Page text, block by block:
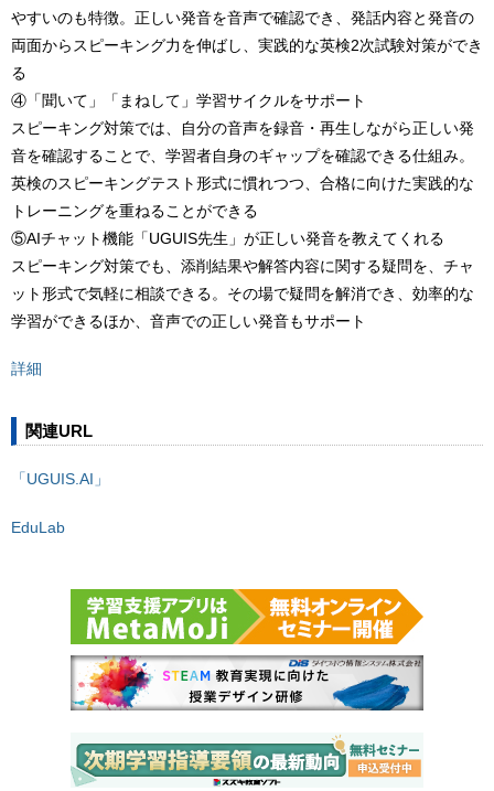
やすいのも特徴。正しい発音を音声で確認でき、発話内容と発音の
両面からスピーキング力を伸ばし、実践的な英検2次試験対策ができ
る
④「聞いて」「まねして」学習サイクルをサポート
スピーキング対策では、自分の音声を録音・再生しながら正しい発
音を確認することで、学習者自身のギャップを確認できる仕組み。
英検のスピーキングテスト形式に慣れつつ、合格に向けた実践的な
トレーニングを重ねることができる
⑤AIチャット機能「UGUIS先生」が正しい発音を教えてくれる
スピーキング対策でも、添削結果や解答内容に関する疑問を、チャ
ット形式で気軽に相談できる。その場で疑問を解消でき、効率的な
学習ができるほか、音声での正しい発音もサポート
詳細
関連URL
「UGUIS.AI」
EduLab